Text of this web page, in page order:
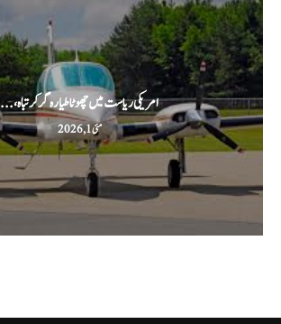
امریکی ریاست میں چھوٹا طیارہ گر کر تباہ،...
مئی 1, 2026